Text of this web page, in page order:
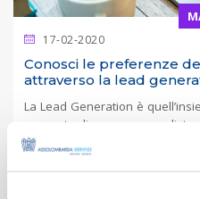
17-02-2020
Conosci le preferenze
attraverso la lead
La Lead Generation è
consente di generare una lista
interessati ai nostri...